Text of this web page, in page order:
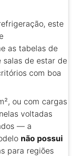
este
as tabelas de
salas de estar de
com boa
ou com cargas
voltadas
— a
não possui
para regiões